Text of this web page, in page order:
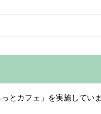
とカフェ」を実施していま